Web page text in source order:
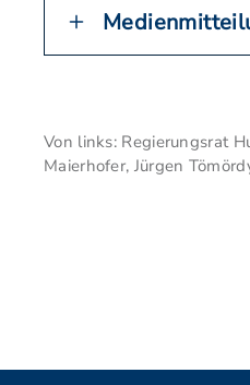
Von links: Regierungsrat
Maierhofer, Jürgen